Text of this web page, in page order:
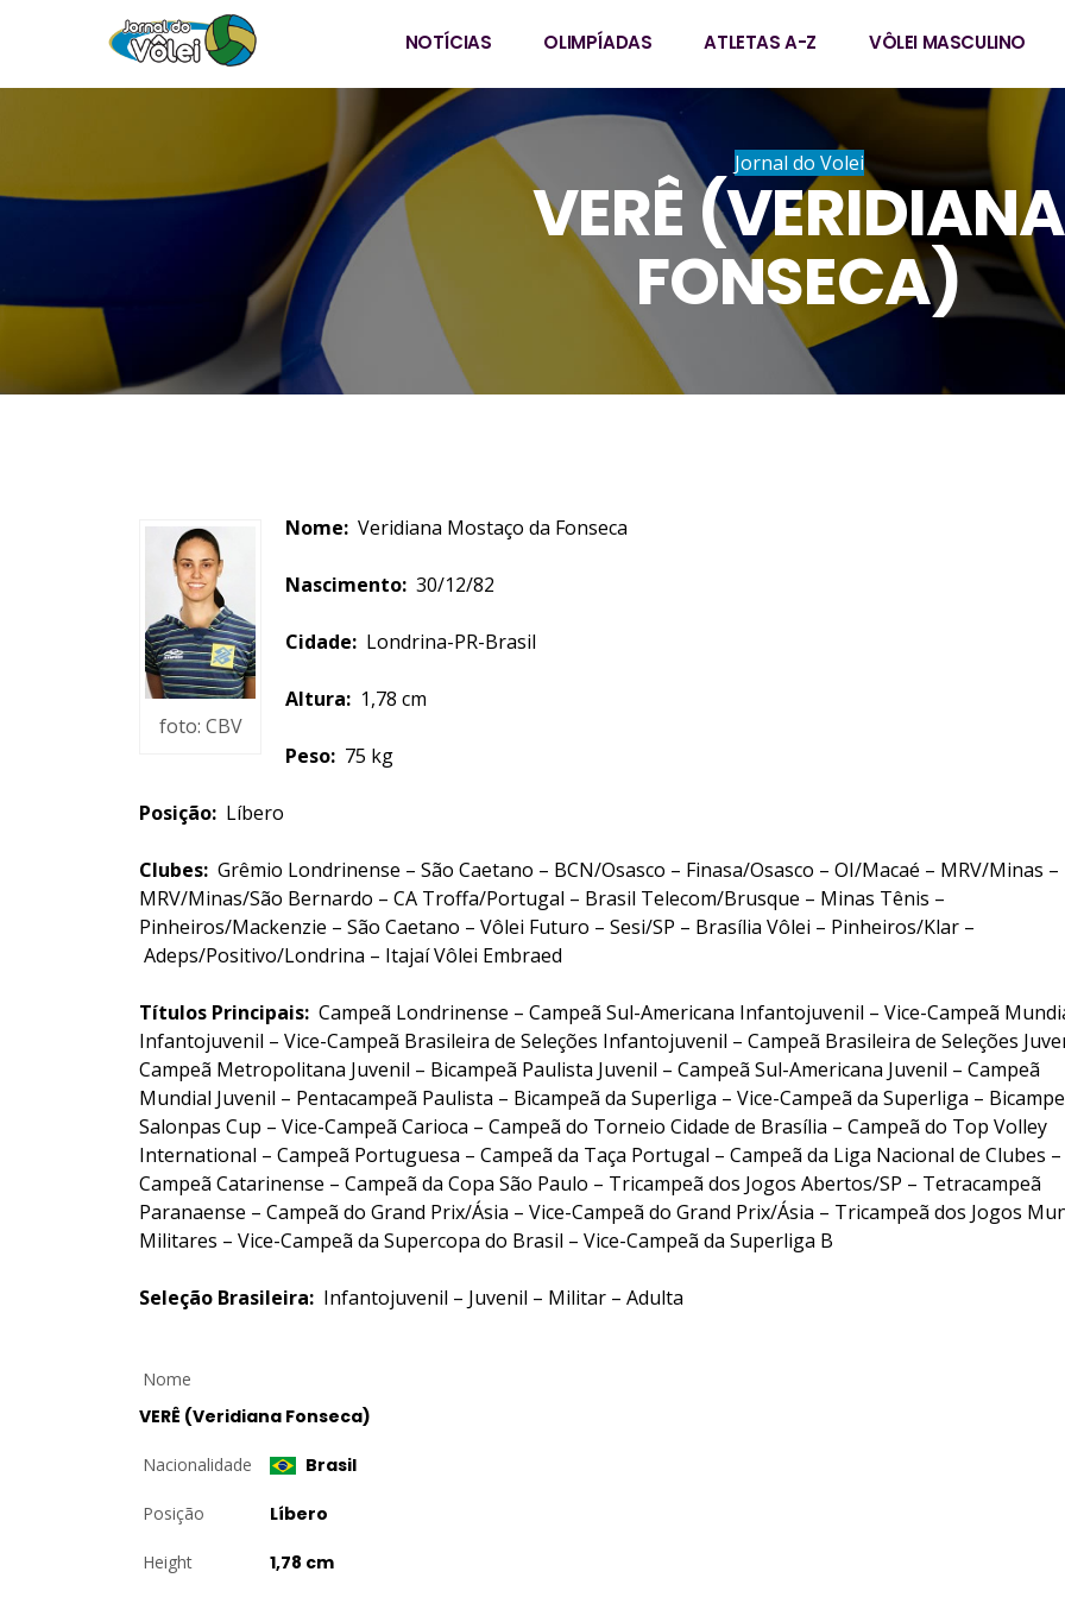
NOTÍCIAS OLIMPÍADAS ATLETAS A-Z VÔLEI MASCULINO
Jornal do Volei
VERÊ (VERIDIANA
FONSECA)
foto: CBV
Nome: Veridiana Mostaço da Fonseca
Nascimento: 30/12/82
Cidade: Londrina-PR-Brasil
Altura: 1,78 cm
Peso: 75 kg
Posição: Líbero
Clubes: Grêmio Londrinense – São Caetano – BCN/Osasco – Finasa/Osasco – OI/Macaé – MRV/Minas –
MRV/Minas/São Bernardo – CA Troffa/Portugal – Brasil Telecom/Brusque – Minas Tênis –
Pinheiros/Mackenzie – São Caetano – Vôlei Futuro – Sesi/SP – Brasília Vôlei – Pinheiros/Klar –
Adeps/Positivo/Londrina – Itajaí Vôlei Embraed
Títulos Principais: Campeã Londrinense – Campeã Sul-Americana Infantojuvenil – Vice-Campeã
Infantojuvenil – Vice-Campeã Brasileira de Seleções Infantojuvenil – Campeã Brasileira de Seleções
Campeã Metropolitana Juvenil – Bicampeã Paulista Juvenil – Campeã Sul-Americana Juvenil – Campeã
Mundial Juvenil – Pentacampeã Paulista – Bicampeã da Superliga – Vice-Campeã da Superliga –
Salonpas Cup – Vice-Campeã Carioca – Campeã do Torneio Cidade de Brasília – Campeã do Top Volley
International – Campeã Portuguesa – Campeã da Taça Portugal – Campeã da Liga Nacional de Clubes –
Campeã Catarinense – Campeã da Copa São Paulo – Tricampeã dos Jogos Abertos/SP – Tetracampeã
Paranaense – Campeã do Grand Prix/Ásia – Vice-Campeã do Grand Prix/Ásia – Tricampeã dos Jogos
Militares – Vice-Campeã da Supercopa do Brasil – Vice-Campeã da Superliga B
Seleção Brasileira: Infantojuvenil – Juvenil – Militar – Adulta
Nome
VERÊ (Veridiana Fonseca)
Nacionalidade Brasil
Posição Líbero
Height 1,78 cm